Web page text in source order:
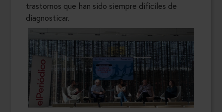
trastornos que han sido siempre difíciles de
diagnosticar.